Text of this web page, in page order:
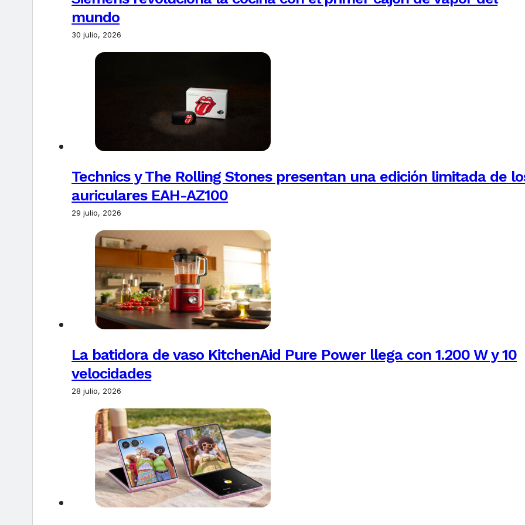
mundo
30 julio, 2026
Technics y The Rolling Stones presentan una edición limitada de
auriculares EAH-AZ100
29 julio, 2026
La batidora de vaso KitchenAid Pure Power llega con 1.200 W y 10
velocidades
28 julio, 2026